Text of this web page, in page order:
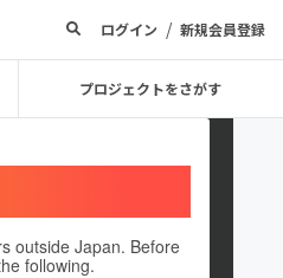
ログイン / 新規会員登録
プロジェクトをさがす
outside Japan. Before
following.